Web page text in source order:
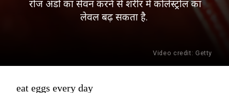
रोज अंडों का सेवन करने से शरीर में कोलेस्ट्रोल का
लेवल बढ़ सकता है.
Video credit: Getty
eat eggs every day